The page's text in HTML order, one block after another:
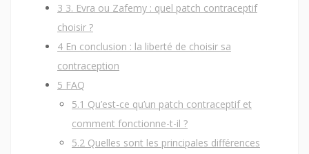
3 3. Evra ou Zafemy : quel patch contraceptif
choisir ?
4 En conclusion : la liberté de choisir sa
contraception
5 FAQ
5.1 Qu’est-ce qu’un patch contraceptif et
comment fonctionne-t-il ?
5.2 Quelles sont les principales différences